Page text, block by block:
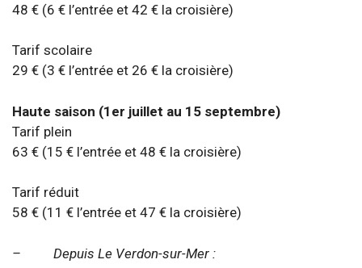
48 € (6 € l’entrée et 42 € la croisière)
Tarif scolaire
29 € (3 € l’entrée et 26 € la croisière)
Haute saison (1er juillet au 15 septembre)
Tarif plein
63 € (15 € l’entrée et 48 € la croisière)
Tarif réduit
58 € (11 € l’entrée et 47 € la croisière)
– Depuis Le Verdon-sur-Mer :